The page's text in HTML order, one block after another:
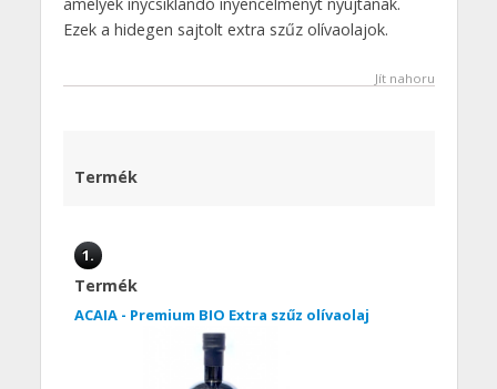
Ezek a hidegen sajtolt extra szűz olívaolajok.
Jít nahoru
Termék
1.
Termék
ACAIA - Premium BIO Extra szűz olívaolaj